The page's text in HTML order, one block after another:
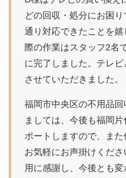
どの回収・処分にお困
通り対応できたことを
際の作業はスタッフ2名
に完了しました。テレ
させていただきました。
福岡市中央区の不用品回
ましては、今後も福岡
ポートしますので、ま
お気軽にお声掛けくださ
用に感謝し、今後とも